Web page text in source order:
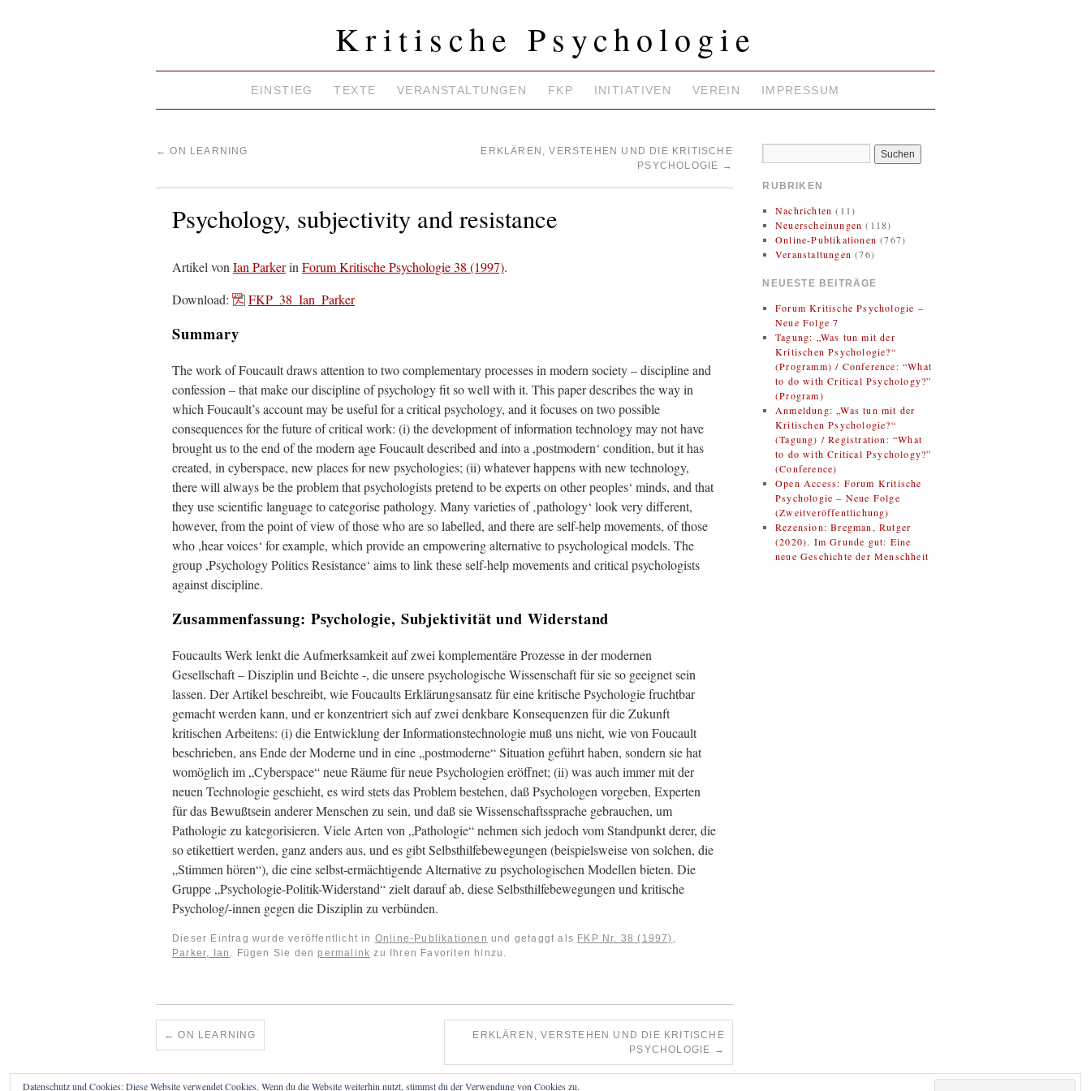
Kritische Psychologie
EINSTIEG TEXTE VERANSTALTUNGEN FKP INITIATIVEN VEREIN IMPRESSUM
← ON LEARNING
ERKLÄREN, VERSTEHEN UND DIE KRITISCHE
PSYCHOLOGIE →
Psychology, subjectivity and resistance
Artikel von Ian Parkerin Forum Kritische Psychologie 38 (1997).
Download:
FKP_38_Ian_Parker
Summary
The work of Foucault draws attention to two complementary processes in modern society – discipline and
confession – that make our discipline of psychology fit so well with it. This paper describes the way in
which Foucault’s account may be useful for a critical psychology, and it focuses on two possible
consequences for the future of critical work: (i) the development of information technology may not have
brought us to the end of the modern age Foucault described and into a ,postmodern‘ condition, but it has
created, in cyberspace, new places for new psychologies; (ii) whatever happens with new technology,
there will always be the problem that psychologists pretend to be experts on other peoples‘ minds, and that
they use scientific language to categorise pathology. Many varieties of ‚pathology‘ look very different,
however, from the point of view of those who are so labelled, and there are self-help movements, of those
who ,hear voices‘ for example, which provide an empowering alternative to psychological models. The
group ,Psychology Politics Resistance‘ aims to link these self-help movements and critical psychologists
against discipline.
Zusammenfassung: Psychologie, Subjektivität und Widerstand
Foucaults Werk lenkt die Aufmerksamkeit auf zwei komplementäre Prozesse in der modernen
Gesellschaft – Disziplin und Beichte -, die unsere psychologische Wissenschaft für sie so geeignet sein
lassen. Der Artikel beschreibt, wie Foucaults Erklärungsansatz für eine kritische Psychologie fruchtbar
gemacht werden kann, und er konzentriert sich auf zwei denkbare Konsequenzen für die Zukunft
kritischen Arbeitens: (i) die Entwicklung der Informationstechnologie muß uns nicht, wie von Foucault
beschrieben, ans Ende der Moderne und in eine „postmoderne“ Situation geführt haben, sondern sie hat
womöglich im „Cyberspace“ neue Räume für neue Psychologien eröffnet; (ii) was auch immer mit der
neuen Technologie geschieht, es wird stets das Problem bestehen, daß Psychologen vorgeben, Experten
für das Bewußtsein anderer Menschen zu sein, und daß sie Wissenschaftssprache gebrauchen, um
Pathologie zu kategorisieren. Viele Arten von „Pathologie“ nehmen sich jedoch vom Standpunkt derer, die
so etikettiert werden, ganz anders aus, und es gibt Selbsthilfebewegungen (beispielsweise von solchen, die
„Stimmen hören“), die eine selbst-ermächtigende Alternative zu psychologischen Modellen bieten. Die
Gruppe „Psychologie-Politik-Widerstand“ zielt darauf ab, diese Selbsthilfebewegungen und kritische
Psycholog/-innen gegen die Disziplin zu verbünden.
Dieser Eintrag wurde veröffentlicht in Online-Publikationen und getaggt als FKP Nr. 38 (1997) ,
Parker, Ian . Fügen Sie denpermalink zu Ihren Favoriten hinzu.
← ON LEARNING
ERKLÄREN, VERSTEHEN UND DIE KRITISCHE
PSYCHOLOGIE →
RUBRIKEN
Nachrichten (11)
Neuerscheinungen (118)
Online-Publikationen (767)
Veranstaltungen (76)
NEUESTE BEITRÄGE
Forum Kritische Psychologie –
Neue Folge 7
Tagung: „Was tun mit der
Kritischen Psychologie?“
(Programm) / Conference: “What
to do with Critical Psychology?”
(Program)
Anmeldung: „Was tun mit der
Kritischen Psychologie?“
(Tagung) / Registration: “What
to do with Critical Psychology?”
(Conference)
Open Access: Forum Kritische
Psychologie – Neue Folge
(Zweitveröffentlichung)
Rezension: Bregman, Rutger
(2020). Im Grunde gut: Eine
neue Geschichte der Menschheit
Datenschutz und Cookies: Diese Website verwendet Cookies. Wenn du die Website weiterhin nutzt, stimmst du der Verwendung von Cookies zu.